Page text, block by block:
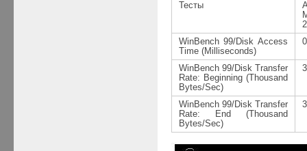
Тесты
2
WinBench 99/Disk Access
Time (Milliseconds)
WinBench 99/Disk Transfer
Rate: Beginning (Thousand
Bytes/Sec)
WinBench 99/Disk Transfer
Rate: End (Thousand
Bytes/Sec)